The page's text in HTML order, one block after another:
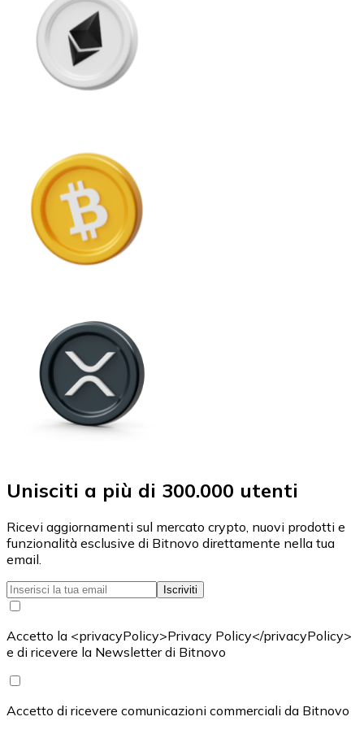
Unisciti a più di 300.000 utenti
Ricevi aggiornamenti sul mercato crypto, nuovi prodotti e
funzionalità esclusive di Bitnovo direttamente nella tua
email.
Iscriviti
Accetto la <privacyPolicy>Privacy Policy</privacyPolicy>
e di ricevere la Newsletter di Bitnovo
Accetto di ricevere comunicazioni commerciali da Bitnovo